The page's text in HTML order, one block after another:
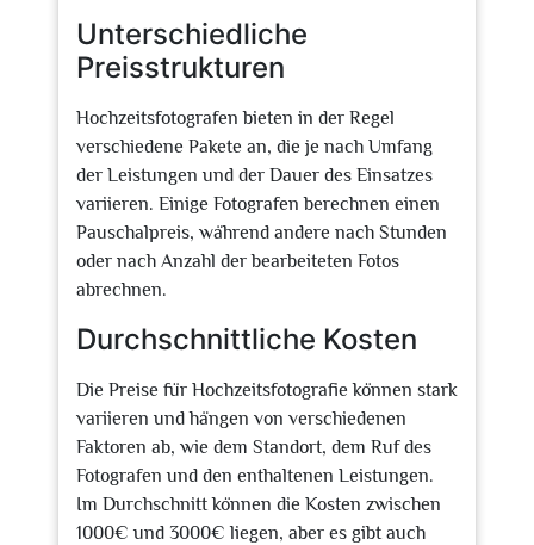
Unterschiedliche
Preisstrukturen
Hochzeitsfotografen bieten in der Regel
verschiedene Pakete an, die je nach Umfang
der Leistungen und der Dauer des Einsatzes
variieren. Einige Fotografen berechnen einen
Pauschalpreis, während andere nach Stunden
oder nach Anzahl der bearbeiteten Fotos
abrechnen.
Durchschnittliche Kosten
Die Preise für Hochzeitsfotografie können stark
variieren und hängen von verschiedenen
Faktoren ab, wie dem Standort, dem Ruf des
Fotografen und den enthaltenen Leistungen.
Im Durchschnitt können die Kosten zwischen
1000€ und 3000€ liegen, aber es gibt auch